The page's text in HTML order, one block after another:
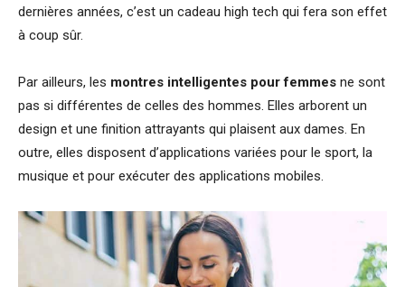
dernières années, c’est un cadeau high tech qui fera son effet
à coup sûr.
Par ailleurs, les montres intelligentes pour femmes ne sont
pas si différentes de celles des hommes. Elles arborent un
design et une finition attrayants qui plaisent aux dames. En
outre, elles disposent d’applications variées pour le sport, la
musique et pour exécuter des applications mobiles.